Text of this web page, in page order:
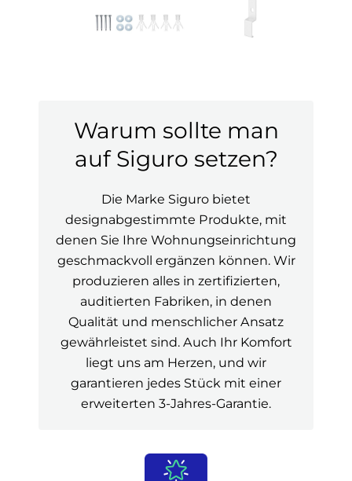
Warum sollte man
auf Siguro setzen?
Die Marke Siguro bietet
designabgestimmte Produkte, mit
denen Sie Ihre Wohnungseinrichtung
geschmackvoll ergänzen können. Wir
produzieren alles in zertifizierten,
auditierten Fabriken, in denen
Qualität und menschlicher Ansatz
gewährleistet sind. Auch Ihr Komfort
liegt uns am Herzen, und wir
garantieren jedes Stück mit einer
erweiterten 3-Jahres-Garantie.